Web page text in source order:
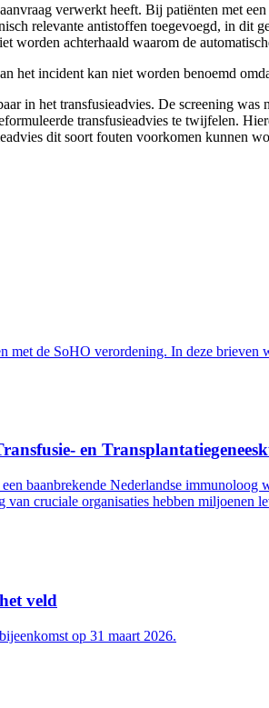
verwerkt heeft. Bij patiënten met
relevante antistoffen toegevoegd, in dit
worden achterhaald waarom de
incident kan niet worden benoemd
in het transfusieadvies. De screening was
transfusieadvies te twijfelen.
dit soort fouten voorkomen kunnen
de SoHO verordening. In deze
en
baanbrekende Nederlandse
cruciale organisaties hebben miljoenen
veld
op 31 maart 2026.